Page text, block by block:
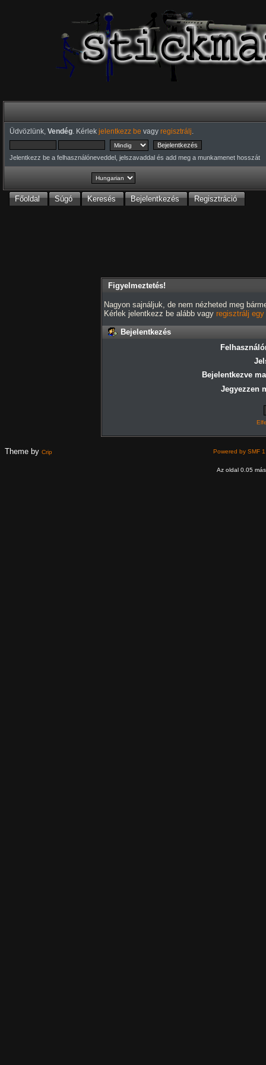
Üdvözlünk, Vendég. Kérlek jelentkezz be vagy regisztrálj
Jelentkezz be a felhasználóneveddel, jelszavaddal és add meg a munkamenet hosszát
Főoldal Súgó Keresés Bejelentkezés Regisztráció
Figyelmeztetés!
Nagyon sajnáljuk, de nem nézheted meg
Kérlek jelentkezz be alább vagy regisztrálj
Bejelentkezés
Bejelentkezve
Jegyezzen
Theme by Crip Powered by SMF
Az oldal 0.05